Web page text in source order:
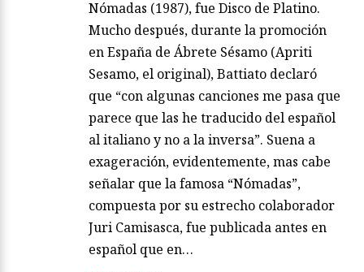
Nómadas (1987), fue Disco de Platino.
Mucho después, durante la promoción
en España de Ábrete Sésamo (Apriti
Sesamo, el original), Battiato declaró
que “con algunas canciones me pasa que
parece que las he traducido del español
al italiano y no a la inversa”. Suena a
exageración, evidentemente, mas cabe
señalar que la famosa “Nómadas”,
compuesta por su estrecho colaborador
Juri Camisasca, fue publicada antes en
español que en…